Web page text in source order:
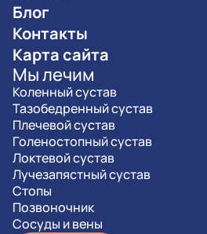
Блог
Контакты
Карта сайта
Мы лечим
Коленный сустав
Тазобедренный сустав
Плечевой сустав
Голеностопный сустав
Локтевой сустав
Лучезапястный сустав
Стопы
Позвоночник
Сосуды и вены